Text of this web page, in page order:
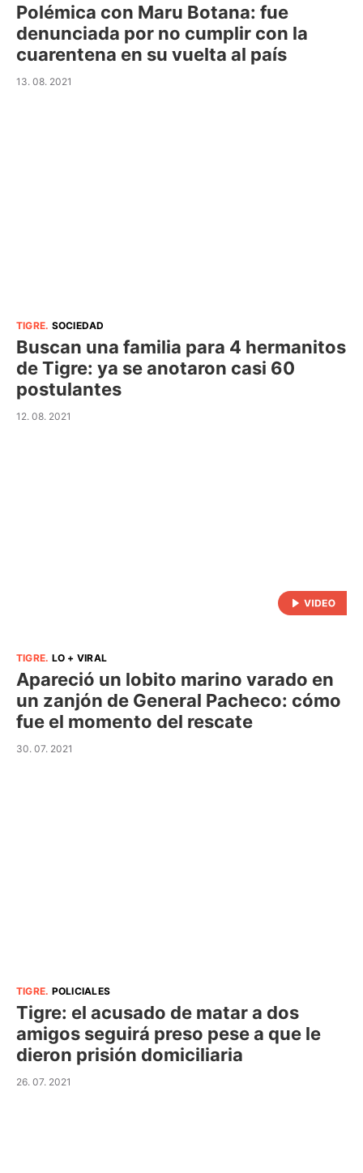
Polémica con Maru Botana: fue
denunciada por no cumplir con la
cuarentena en su vuelta al país
13. 08. 2021
TIGRE. SOCIEDAD
Buscan una familia para 4 hermanitos
de Tigre: ya se anotaron casi 60
postulantes
12. 08. 2021
TIGRE. LO + VIRAL
Apareció un lobito marino varado en
un zanjón de General Pacheco: cómo
fue el momento del rescate
30. 07. 2021
TIGRE. POLICIALES
Tigre: el acusado de matar a dos
amigos seguirá preso pese a que le
dieron prisión domiciliaria
26. 07. 2021